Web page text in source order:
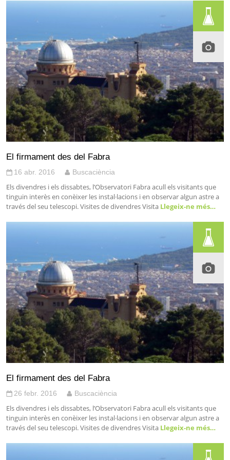
El firmament des del Fabra
16 abr. 2016 Buscaciència
Els divendres i els dissabtes, l’Observatori Fabra acull els visitants que
tinguin interès en conèixer les instal·lacions i en observar algun astre a
través del seu telescopi. Visites de divendres Visita Llegeix-ne més…
El firmament des del Fabra
26 febr. 2016 Buscaciència
Els divendres i els dissabtes, l’Observatori Fabra acull els visitants que
tinguin interès en conèixer les instal·lacions i en observar algun astre a
través del seu telescopi. Visites de divendres Visita Llegeix-ne més…